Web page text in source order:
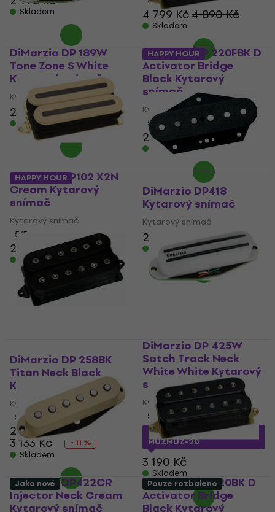
Skladem 4 799 Kč4 890 Kč
Skladem
DiMarzio DP 189W
Tone Zone S White
Kytarový snímač
Kytarový snímač
2 655 Kč
Skladem
DiMarzio DP 220FBK D
Activator Bridge
Black Kytarový
snímač
Kytarový snímač
5 /5
2 837 Kč 2 903 Kč
Skladem
DiMarzio DP102 X2N
Cream Kytarový
snímač
Kytarový snímač
5/5
2 919 Kč
Skladem
HAPPY HOUR
DiMarzio DP418
Kytarový snímač
Kytarový snímač
2 655 Kč
Skladem
HAPPY HOUR
DiMarzio DP 258BK
Titan Neck Black
Kytarový snímač
Kytarový snímač
5/5
2 799 Kč
3 133 Kč
- 11 %
Skladem
DiMarzio DP 425W
Satch Track Neck
White White Kytarový
snímač
Kytarový snímač
5
/5
2 509 Kčs kódem
MUZMUZ-20
3 190 Kč
Skladem
DiMarzio DP422CR
Injector Neck Cream
DiMarzio DP 220BK D
Activator Bridge
Jako nové Pouze rozbaleno